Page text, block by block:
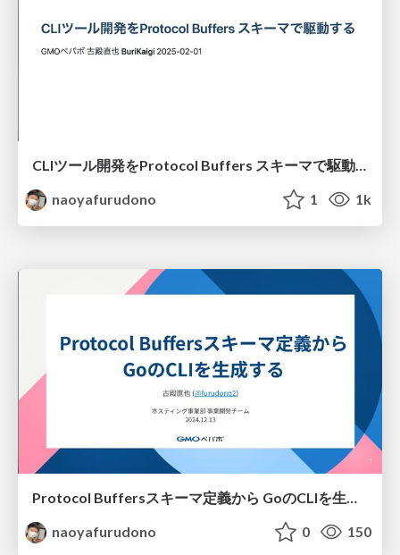
CLIツール開発をProtocol Buffers スキーマで駆動する
naoyafurudono
1 1k
Protocol Buffersスキーマ定義から GoのCLIを生成する
naoyafurudono
0 150